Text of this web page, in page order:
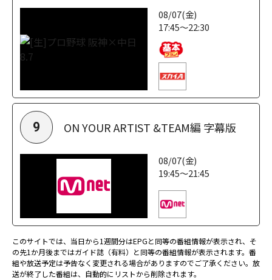
08/07(金)
17:45～22:30
9 ON YOUR ARTIST &TEAM編 字幕版
08/07(金)
19:45～21:45
このサイトでは、当日から1週間分はEPGと同等の番組情報が表示され、そ
の先1か月後まではガイド誌（有料）と同等の番組情報が表示されます。番
組や放送予定は予告なく変更される場合がありますのでご了承ください。放
送が終了した番組は、自動的にリストから削除されます。